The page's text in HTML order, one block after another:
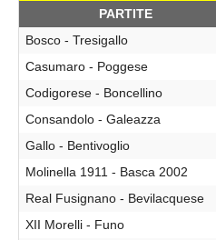
PARTITE
Bosco - Tresigallo
Casumaro - Poggese
Codigorese - Boncellino
Consandolo - Galeazza
Gallo - Bentivoglio
Molinella 1911 - Basca 2002
Real Fusignano - Bevilacquese
XII Morelli - Funo